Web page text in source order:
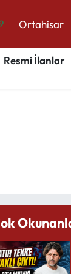
Ortahisar
Resmi İlanlar